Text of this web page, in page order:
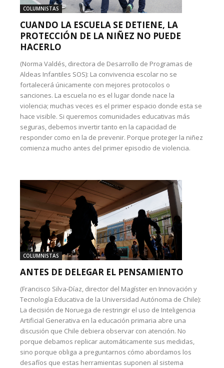
COLUMNISTAS
CUANDO LA ESCUELA SE DETIENE, LA
PROTECCIÓN DE LA NIÑEZ NO PUEDE
HACERLO
(Norma Valdés, directora de Desarrollo de Programas de
Aldeas Infantiles SOS): La convivencia escolar no se
fortalecerá únicamente con mejores protocolos o
sanciones. La escuela no es el lugar donde nace la
violencia; muchas veces es el primer espacio donde esta se
hace visible. Si queremos comunidades educativas más
seguras, debemos invertir tanto en la capacidad de
responder como en la de prevenir. Porque proteger la niñez
comienza mucho antes del primer episodio de violencia.
COLUMNISTAS
ANTES DE DELEGAR EL PENSAMIENTO
(Francisco Silva-Díaz, director del Magíster en Innovación y
Tecnología Educativa de la Universidad Autónoma de Chile):
La decisión de Noruega de restringir el uso de Inteligencia
Artificial Generativa en la educación primaria abre una
discusión que Chile debiera observar con atención. No
porque debamos replicar automáticamente sus medidas,
sino porque obliga a preguntarnos cómo abordamos los
desafíos que estas herramientas suponen al sistema